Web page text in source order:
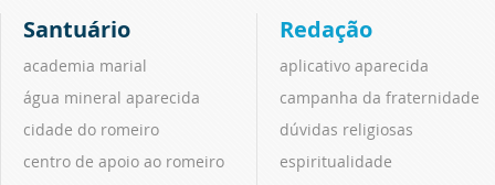
Santuário
academia marial
água mineral aparecida
cidade do romeiro
centro de apoio ao romeiro
Redação
aplicativo aparecida
campanha da fraternidade
dúvidas religiosas
espiritualidade